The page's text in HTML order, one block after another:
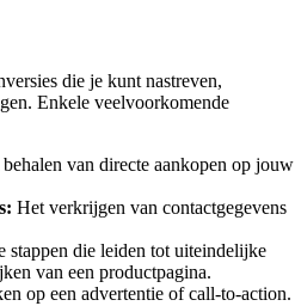
die je kunt nastreven,
Enkele veelvoorkomende
van directe aankopen op jouw
Het verkrijgen van contactgegevens
stappen die leiden tot uiteindelijke
van een productpagina.
op een advertentie of call-to-action.